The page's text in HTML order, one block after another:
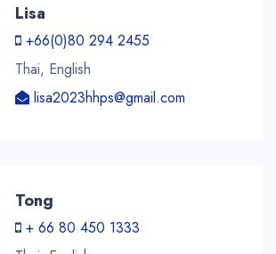
Lisa
+66(0)80 294 2455
Thai, English
lisa2023hhps@gmail.com
Tong
+ 66 80 450 1333